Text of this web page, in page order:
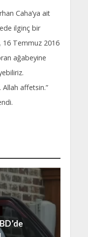
Caha’ya ait
ilginç bir
16 Temmuz 2016
ağabeyine
Allah affetsin.”